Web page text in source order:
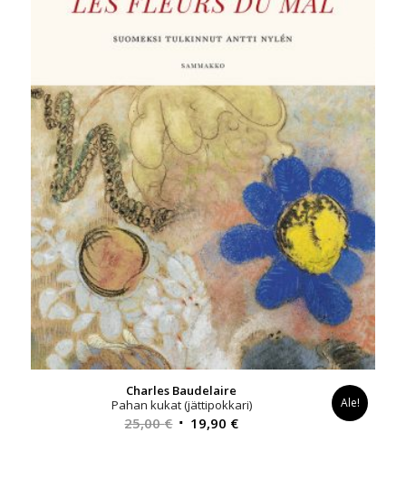
Charles Baudelaire
Pahan kukat (jättipokkari)
25,00€ Alkuperäinen
19,90 €Nykyinen
Ale!